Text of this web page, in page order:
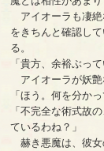
アイオーラも凄絶
をきちんと確認し
る。
「貴方、余裕ぶっ
アイオーラが妖艶
「ほう。何を分か
「不完全な術式故
ているわね？」
赫き悪魔は、彼女